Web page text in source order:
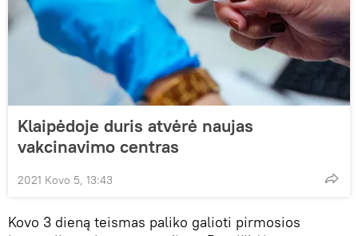
Klaipėdoje duris atvėrė naujas
vakcinavimo centras
2021 Kovo 5, 13:43
Kovo 3 dieną teismas paliko galioti pirmosios